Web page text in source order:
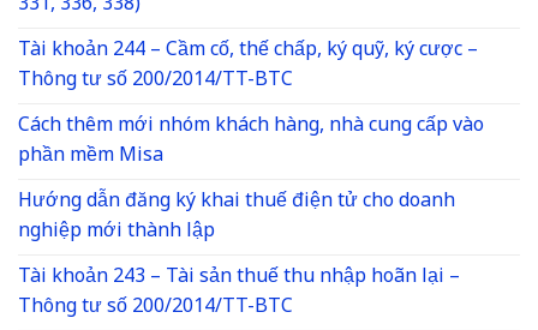
Tài khoản 244 – Cầm cố, thế chấp, ký quỹ, ký cược –
Thông tư số 200/2014/TT-BTC
Cách thêm mới nhóm khách hàng, nhà cung cấp vào
phần mềm Misa
Hướng dẫn đăng ký khai thuế điện tử cho doanh
nghiệp mới thành lập
Tài khoản 243 – Tài sản thuế thu nhập hoãn lại –
Thông tư số 200/2014/TT-BTC